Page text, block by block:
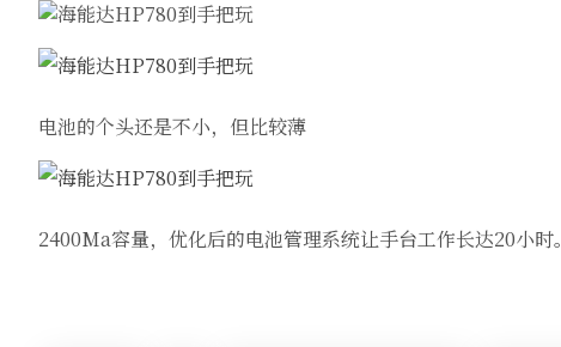
电池的个头还是不小，但比较薄
2400Ma容量，优化后的电池管理系统让手台工作长达20小时。